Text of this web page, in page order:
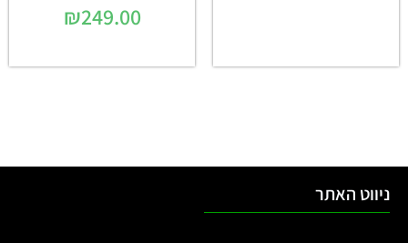
₪249.00
ניווט האתר